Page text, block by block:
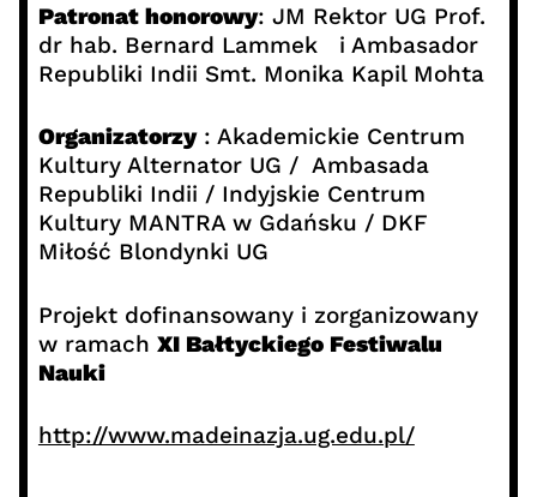
Patronat honorowy: JM Rektor UG Prof.
dr hab. Bernard Lammek i Ambasador
Republiki Indii Smt. Monika Kapil Mohta
Organizatorzy: Akademickie Centrum
Kultury Alternator UG / Ambasada
Republiki Indii / Indyjskie Centrum
Kultury MANTRA w Gdańsku / DKF
Miłość Blondynki UG
Projekt dofinansowany i zorganizowany
w ramach XI Bałtyckiego Festiwalu
Nauki
http://www.madeinazja.ug.edu.pl/